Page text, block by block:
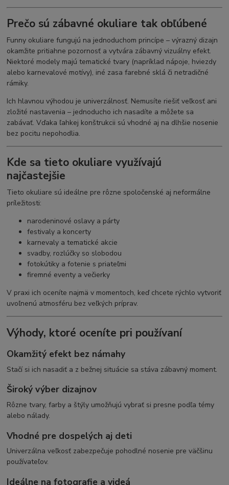
Prečo sú zábavné okuliare tak obľúbené
Funny okuliare fungujú na jednoduchom princípe – výrazný dizajn
okamžite pritiahne pozornosť a vytvára zábavný vizuálny efekt.
Niektoré modely majú tematické tvary (napríklad nápoje, hviezdy
alebo karnevalové motívy), iné zasa farebné sklá či netradičné
rámiky.
Ich hlavnou výhodou je univerzálnosť. Nemusíte riešiť veľkosť ani
zložité nastavenia – jednoducho ich nasadíte a môžete sa
zabávať. Vďaka ľahkej konštrukcii sú vhodné aj na dlhšie nosenie
bez pocitu nepohodlia.
Kde sa tieto okuliare využívajú
najčastejšie
Tieto okuliare sú ideálne pre rôzne spoločenské aj neformálne
príležitosti:
narodeninové oslavy a párty
festivaly a koncerty
karnevaly a tematické akcie
svadby, rozlúčky so slobodou
fotokútiky a fotenie s priateľmi
firemné eventy a večierky
V praxi ich oceníte najmä v momentoch, keď chcete rýchlo vytvoriť
uvoľnenú atmosféru bez veľkých príprav.
Výhody, ktoré oceníte pri používaní
Okamžitý efekt bez námahy
Stačí si ich nasadiť a z bežnej situácie sa stáva zábavný moment.
Široký výber dizajnov
Rôzne tvary, farby a štýly umožňujú vybrať si presne podľa témy
alebo nálady.
Vhodné pre dospelých aj deti
Univerzálna veľkosť zabezpečuje pohodlné nosenie pre väčšinu
používateľov.
Ideálne na fotografie a videá